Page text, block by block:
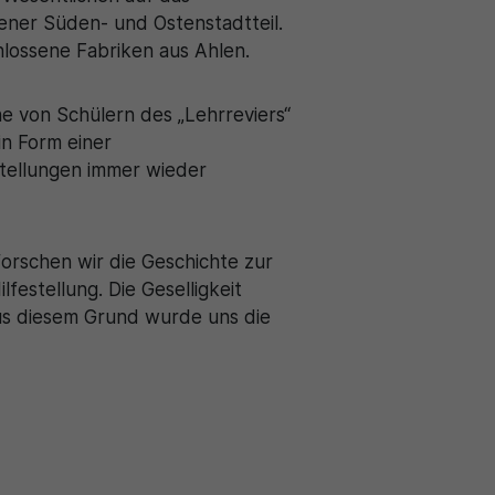
Süden- und Ostenstadtteil.
Fabriken aus Ahlen.
von Schülern des „Lehrreviers“
Form einer
immer wieder
wir die Geschichte zur
Die Geselligkeit
diesem Grund wurde uns die